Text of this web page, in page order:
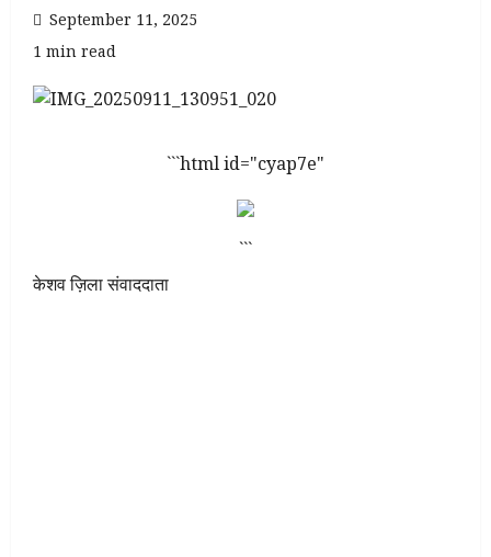
September 11, 2025
1 min read
```html id="cyap7e"
```
केशव ज़िला संवाददाता